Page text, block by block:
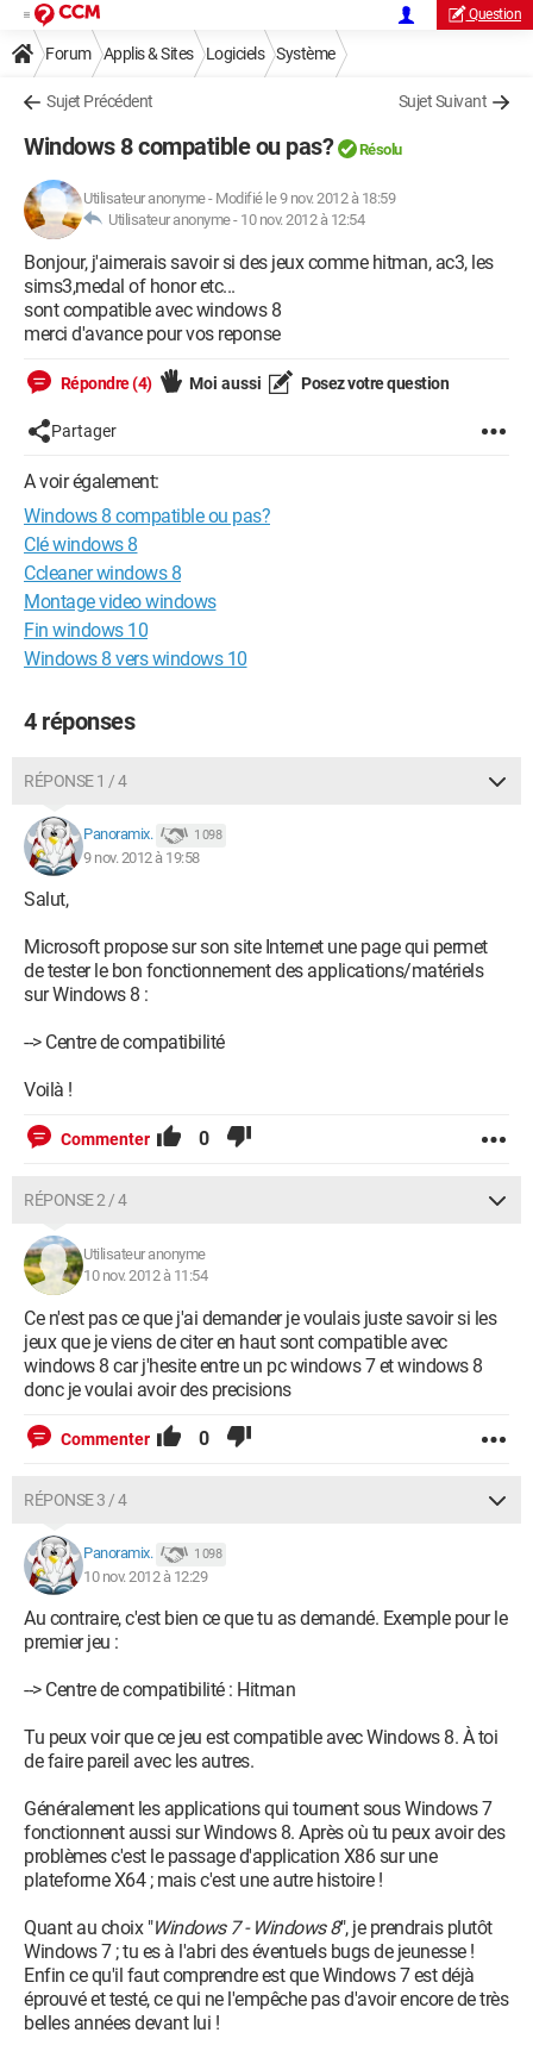
Question
Forum Applis & Sites Logiciels Système
Sujet Précédent Sujet Suivant
Windows 8 compatible ou pas? Résolu
Utilisateur anonyme- Modifié le 9 nov. 2012 à 18:59
Utilisateur anonyme - 10 nov. 2012 à 12:54
Bonjour, j'aimerais savoir si des jeux comme hitman, ac3, les
sims3,medal of honor etc...
sont compatible avec windows 8
merci d'avance pour vos reponse
Répondre (4) Moi aussi Posez votre question
Partager
A voir également:
Windows 8 compatible ou pas?
Clé windows 8
Ccleaner windows 8
Montage video windows
Fin windows 10
Windows 8 vers windows 10
4 réponses
RÉPONSE 1 / 4
Panoramix. 1 098
9 nov. 2012 à 19:58
Salut,
Microsoft propose sur son site Internet une page qui permet
de tester le bon fonctionnement des applications/matériels
sur Windows 8 :
--> Centre de compatibilité
Voilà !
Commenter 0
RÉPONSE 2 / 4
Utilisateur anonyme
10 nov. 2012 à 11:54
Ce n'est pas ce que j'ai demander je voulais juste savoir si les
jeux que je viens de citer en haut sont compatible avec
windows 8 car j'hesite entre un pc windows 7 et windows 8
donc je voulai avoir des precisions
Commenter 0
RÉPONSE 3 / 4
Panoramix. 1 098
10 nov. 2012 à 12:29
Au contraire, c'est bien ce que tu as demandé. Exemple pour le
premier jeu :
--> Centre de compatibilité : Hitman
Tu peux voir que ce jeu est compatible avec Windows 8. À toi
de faire pareil avec les autres.
Généralement les applications qui tournent sous Windows 7
fonctionnent aussi sur Windows 8. Après où tu peux avoir des
problèmes c'est le passage d'application X86 sur une
plateforme X64 ; mais c'est une autre histoire !
Quant au choix "Windows 7 - Windows 8", je prendrais plutôt
Windows 7 ; tu es à l'abri des éventuels bugs de jeunesse !
Enfin ce qu'il faut comprendre est que Windows 7 est déjà
éprouvé et testé, ce qui ne l'empêche pas d'avoir encore de très
belles années devant lui !